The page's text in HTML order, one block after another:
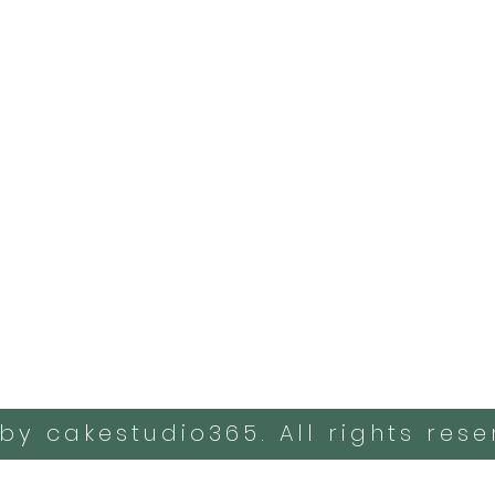
cakestudio365. All rights